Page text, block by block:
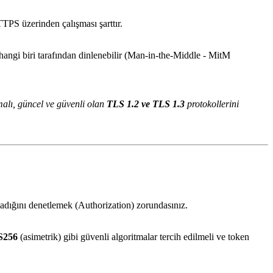
üzerinden çalışması şarttır.
biri tarafından dinlenebilir (Man-in-the-Middle - MitM
güncel ve güvenli olan TLS 1.2 ve TLS 1.3 protokollerini
denetlemek (Authorization) zorundasınız.
(asimetrik) gibi güvenli algoritmalar tercih edilmeli ve token